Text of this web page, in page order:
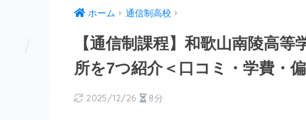
ホーム 通信制高校
【通信制課程】和歌山南陵高
所を7つ紹介＜口コミ・学費・
2025/12/26 8分